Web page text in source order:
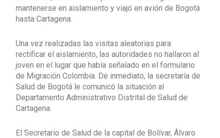
mantenerse en aislamiento y viajó en avión de Bogotá
hasta Cartagena.
Una vez realizadas las visitas aleatorias para
rectificar el aislamiento, las autoridades no hallaron al
joven en el lugar que había señalado en el formulario
de Migración Colombia. De inmediato, la secretaría de
Salud de Bogotá le comunicó la situación al
Departamento Administrativo Distrital de Salud de
Cartagena.
El Secretario de Salud de la capital de Bolívar, Álvaro